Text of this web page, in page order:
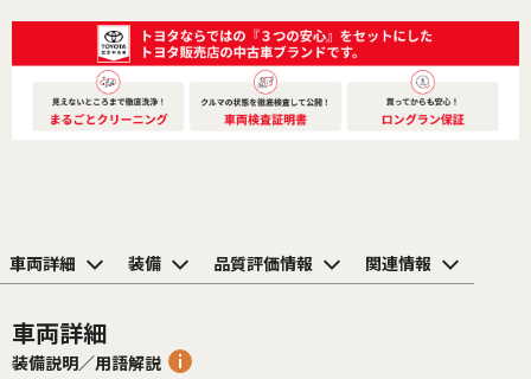
車両詳細 装備 品質評価情報 関連情報
車両詳細
装備説明／用語解説